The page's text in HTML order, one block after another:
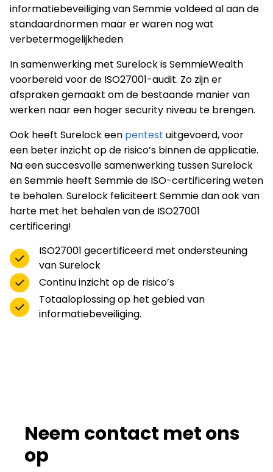
informatiebeveiliging van Semmie voldeed al aan de
standaardnormen maar er waren nog wat
verbetermogelijkheden
In samenwerking met Surelock is SemmieWealth
voorbereid voor de ISO27001-audit. Zo zijn er
afspraken gemaakt om de bestaande manier van
werken naar een hoger security niveau te brengen.
Ook heeft Surelock een pentest uitgevoerd, voor
een beter inzicht op de risico’s binnen de applicatie.
Na een succesvolle samenwerking tussen Surelock
en Semmie heeft Semmie de ISO-certificering weten
te behalen. Surelock feliciteert Semmie dan ook van
harte met het behalen van de ISO27001
certificering!
ISO27001 gecertificeerd met ondersteuning
van Surelock
Continu inzicht op de risico’s
Totaaloplossing op het gebied van
informatiebeveiliging.
Neem contact met ons
op